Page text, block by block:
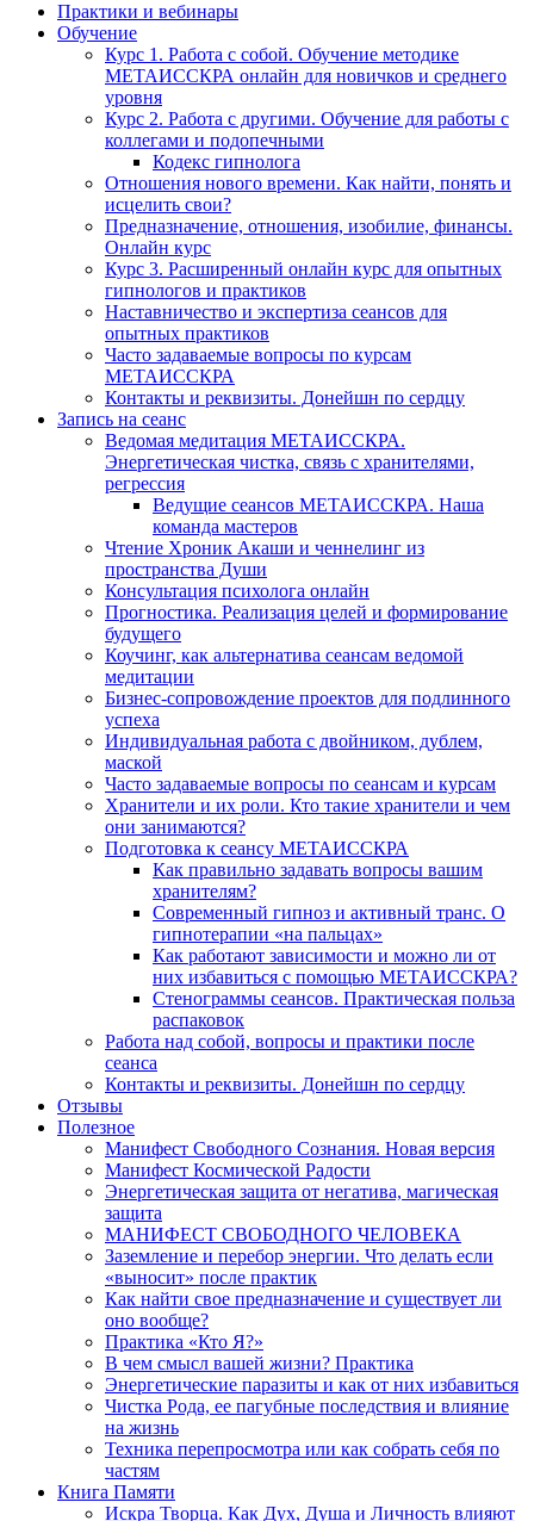
Практики и вебинары
Обучение
Курс 1. Работа с собой. Обучение методике
МЕТАИССКРА онлайн для новичков и среднего
уровня
Курс 2. Работа с другими. Обучение для работы с
коллегами и подопечными
Кодекс гипнолога
Отношения нового времени. Как найти, понять и
исцелить свои?
Предназначение, отношения, изобилие, финансы.
Онлайн курс
Курс 3. Расширенный онлайн курс для опытных
гипнологов и практиков
Наставничество и экспертиза сеансов для
опытных практиков
Часто задаваемые вопросы по курсам
МЕТАИССКРА
Контакты и реквизиты. Донейшн по сердцу
Запись на сеанс
Ведомая медитация МЕТАИССКРА.
Энергетическая чистка, связь с хранителями,
регрессия
Ведущие сеансов МЕТАИССКРА. Наша
команда мастеров
Чтение Хроник Акаши и ченнелинг из
пространства Души
Консультация психолога онлайн
Прогностика. Реализация целей и формирование
будущего
Коучинг, как альтернатива сеансам ведомой
медитации
Бизнес-сопровождение проектов для подлинного
успеха
Индивидуальная работа с двойником, дублем,
маской
Часто задаваемые вопросы по сеансам и курсам
Хранители и их роли. Кто такие хранители и чем
они занимаются?
Подготовка к сеансу МЕТАИССКРА
Как правильно задавать вопросы вашим
хранителям?
Современный гипноз и активный транс. О
гипнотерапии «на пальцах»
Как работают зависимости и можно ли от
них избавиться с помощью МЕТАИССКРА?
Стенограммы сеансов. Практическая польза
распаковок
Работа над собой, вопросы и практики после
сеанса
Контакты и реквизиты. Донейшн по сердцу
Отзывы
Полезное
Манифест Свободного Сознания. Новая версия
Манифест Космической Радости
Энергетическая защита от негатива, магическая
защита
МАНИФЕСТ СВОБОДНОГО ЧЕЛОВЕКА
Заземление и перебор энергии. Что делать если
«выносит» после практик
Как найти свое предназначение и существует ли
оно вообще?
Практика «Кто Я?»
В чем смысл вашей жизни? Практика
Энергетические паразиты и как от них избавиться
Чистка Рода, ее пагубные последствия и влияние
на жизнь
Техника перепросмотра или как собрать себя по
частям
Книга Памяти
Искра Творца. Как Дух, Душа и Личность влияют